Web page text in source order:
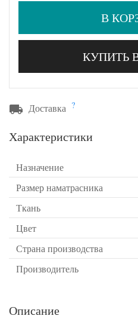
В
КУПИТЬ
Доставка ?
Характеристики
Назначение
Размер наматрасника
Ткань
Цвет
Страна производства
Производитель
Описание